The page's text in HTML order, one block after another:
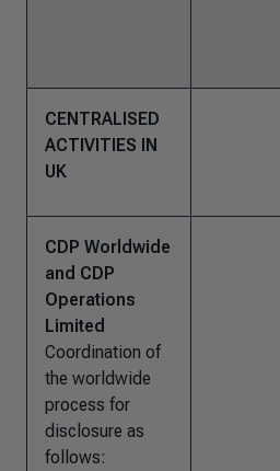
CENTRALISED
ACTIVITIES IN
UK
CDP Worldwide
and CDP
Operations
Limited
Coordination of
the worldwide
process for
disclosure as
follows: